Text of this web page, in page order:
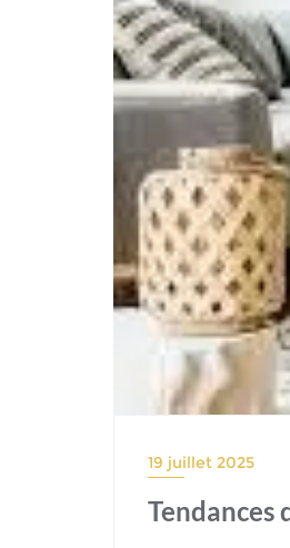
19 juillet 2025
Tendances